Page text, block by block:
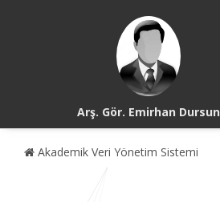
Arş. Gör. Emirhan Dursun
Akademik Veri Yönetim Sistemi